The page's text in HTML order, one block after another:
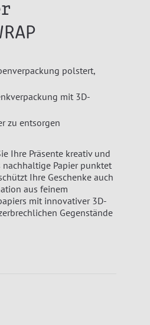
polstert,
mit 3D-
zu entsorgen
Ihre Präsente kreativ und
Papier punktet
Ihre Geschenke auch
aus feinem
mit innovativer 3D-
Gegenstände